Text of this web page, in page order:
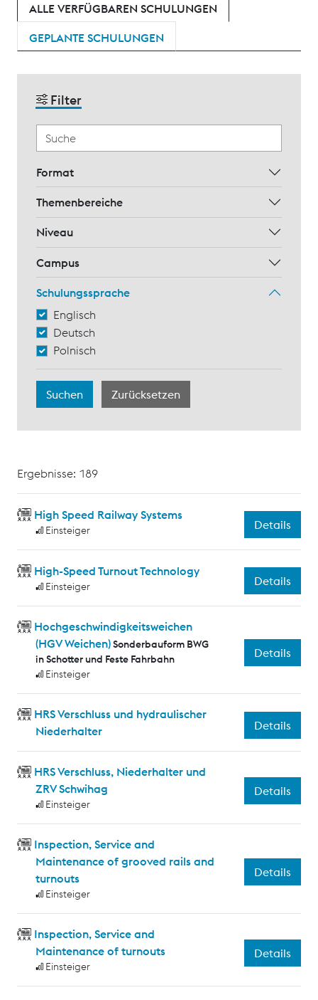
ALLE VERFÜGBAREN SCHULUNGEN
GEPLANTE SCHULUNGEN
Filter
Format
Themenbereiche
Niveau
Campus
Schulungssprache
Englisch
Deutsch
Polnisch
Ergebnisse: 189
High Speed Railway Systems
Einsteiger Details
High-Speed Turnout Technology
Einsteiger Details
Hochgeschwindigkeitsweichen
(HGV Weichen)Sonderbauform BWG
in Schotter und Feste Fahrbahn
Einsteiger
Details
HRS Verschluss und hydraulischer
Niederhalter
Details
HRS Verschluss, Niederhalter und
ZRV Schwihag
Einsteiger
Details
Inspection, Service and
Maintenance of grooved rails and
turnouts
Einsteiger
Details
Inspection, Service and
Maintenance of turnouts
Einsteiger
Details